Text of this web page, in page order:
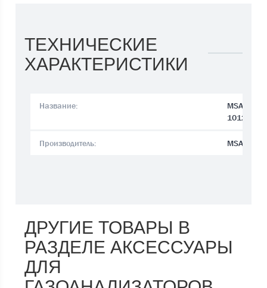
ТЕХНИЧЕСКИЕ
ХАРАКТЕРИСТИКИ
Название:
MSA
10128634
Производитель: MSA
ДРУГИЕ ТОВАРЫ В
РАЗДЕЛЕ АКСЕССУАРЫ
ДЛЯ